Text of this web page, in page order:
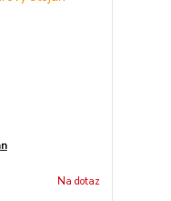
Na dotaz